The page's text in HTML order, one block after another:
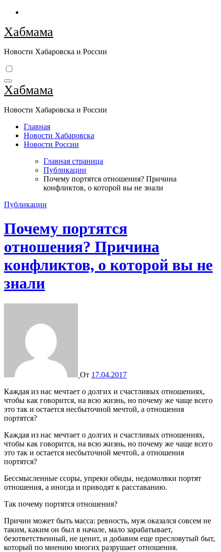
Перейти
содержимому
Хабмама
Новости Хабаровска и России
Хабмама
Новости Хабаровска и России
Главная
Новости Хабаровска
Новости России
Главная страница
Публикации
Почему портятся отношения? Причина
конфликтов, о которой вы не знали
Публикации
Почему портятся
отношения? Причина
конфликтов, о которой вы не
знали
От 17.04.2017
Каждая из нас мечтает о долгих и счастливых отношениях,
чтобы как говорится, на всю жизнь, но почему же чаще всего
это так и остается несбыточной мечтой, а отношения
портятся?
Каждая из нас мечтает о долгих и счастливых отношениях,
чтобы как говорится, на всю жизнь, но почему же чаще всего
это так и остается несбыточной мечтой, а отношения
портятся?
Бессмысленные ссоры, упреки обиды, недомолвки портят
отношения, а иногда и приводят к расставанию.
Так почему портятся отношения?
Причин может быть масса: ревность, муж оказался совсем не
таким, каким он был в начале, мало зарабатывает,
безответственный, не ценит, и добавим еще пресловутый быт,
который по мнению многих разрушает отношения.